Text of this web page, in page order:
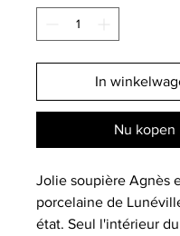
In
Nu kopen
Jolie soupière Agnès
porcelaine de
état. Seul l'intérieur